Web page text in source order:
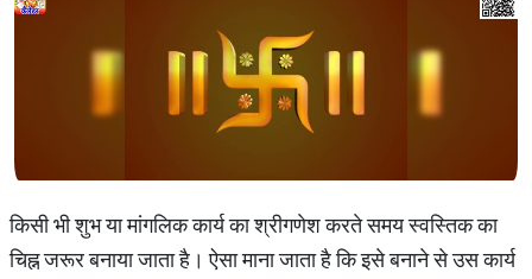
किसी भी शुभ या मांगलिक कार्य का श्रीगणेश करते समय स्वस्तिक का
चिह्न जरूर बनाया जाता है। ऐसा माना जाता है कि इसे बनाने से उस कार्य